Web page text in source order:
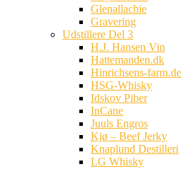
Glenallachie
Gravering
Udstillere Del 3
H.J. Hansen Vin
Hattemanden.dk
Hinrichsens-farm.de
HSG-Whisky
Idskov Piber
InCane
Juuls Engros
Kjø – Beef Jerky
Knaplund Destilleri
LG Whisky